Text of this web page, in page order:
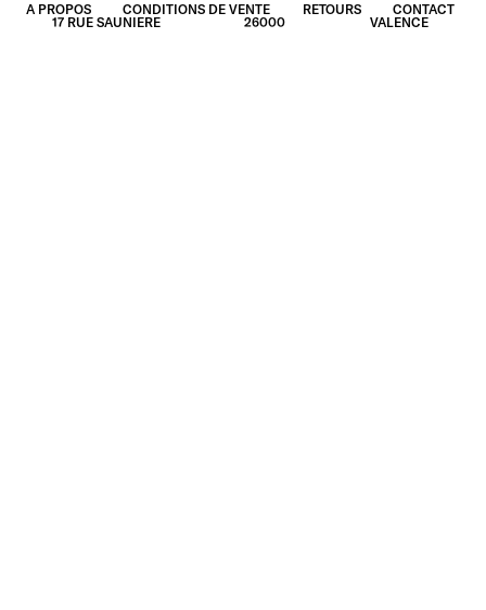
A PROPOS CONDITIONS DE VENTE RETOURS
CONTACT
17 RUE SAUNIERE
26000 VALENCE